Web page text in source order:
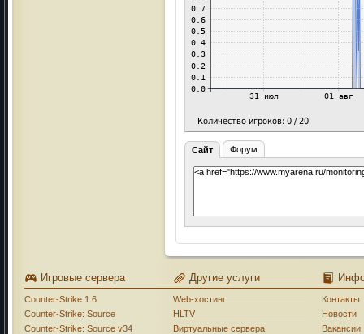
Сайт Форум
Игровые сервера
Counter-Strike 1.6
Counter-Strike: Source
Counter-Strike: Source v34
Другие услуги
Web-хостинг
HLTV
Виртуальные сервера
Контакты
Новости
Вакансии